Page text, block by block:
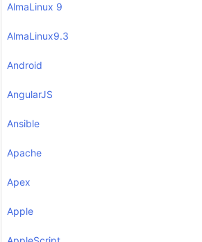
AlmaLinux 9
AlmaLinux9.3
Android
AngularJS
Ansible
Apache
Apex
Apple